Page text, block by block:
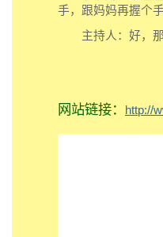
手，跟妈妈再握个
主持人：好，那
网站链接： http://